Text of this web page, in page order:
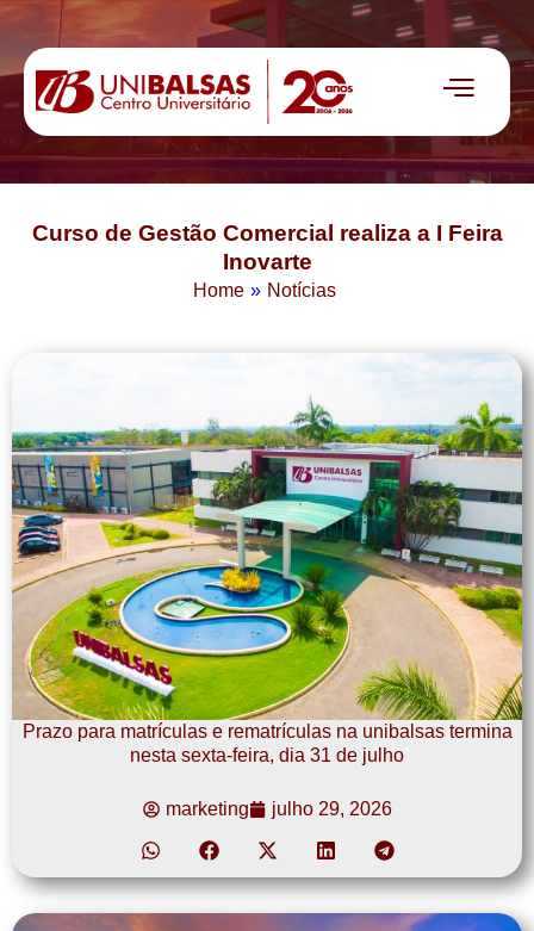
Curso de Gestão Comercial realiza a I Feira
Inovarte
Home » Notícias
Prazo para matrículas e rematrículas na unibalsas termina
nesta sexta-feira, dia 31 de julho
marketing julho 29, 2026